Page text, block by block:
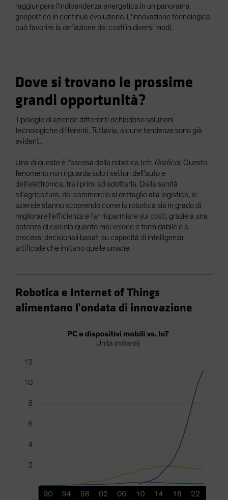
raggiungere l'indipendenza energetica in un panorama
geopolitico in continua evoluzione. L'innovazione tecnologica
può favorire la deflazione dei costi in diversi modi.
Dove si trovano le prossime
grandi opportunità?
Tipologie di aziende differenti richiedono soluzioni
tecnologiche differenti. Tuttavia, alcune tendenze sono già
evidenti.
Una di queste è l'ascesa della robotica (cfr. Grafico). Questo
fenomeno non riguarda solo i settori dell'auto e
dell'elettronica, tra i primi ad adottarla. Dalla sanità
all'agricoltura, dal commercio al dettaglio alla logistica, le
aziende stanno scoprendo come la robotica sia in grado di
migliorare l'efficienza e far risparmiare sui costi, grazie a una
potenza di calcolo quanto mai veloce e formidabile e a
processi decisionali basati su capacità di intelligenza
artificiale che imitano quelle umane.
Robotica e Internet of Things
alimentano l'ondata di innovazione